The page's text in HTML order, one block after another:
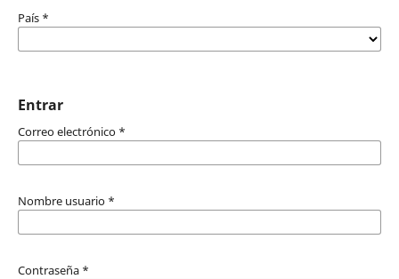
País *
Entrar
Correo electrónico *
Nombre usuario *
Contraseña *